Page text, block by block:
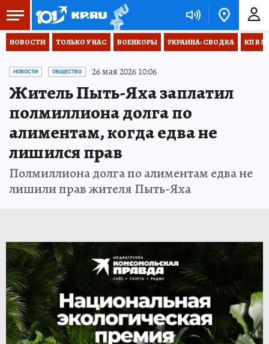
НОВОСТИ ТОЛЬКО У НАС ВОЕНКОРЫ УКРАИНА: СВОДКА КП В
НОВОСТИ ОБЩЕСТВО 26 мая 2026 10:06
Житель Пыть-Яха заплатил
полмиллиона долга по
алиментам, когда едва не
лишился прав
Полмиллиона долга по алиментам едва не
лишили прав жителя Пыть-Яха